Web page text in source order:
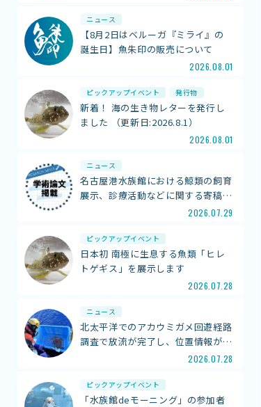
2026.08.01
ニュース
【8月2日はベルーガ『ミライ』の
誕生日】魚朱印の販売について
2026.08.01
ピックアップイベント 発行物
新着！ 海の生き物レターを発行し
ました （更新日:2026.8.1）
2026.07.29
ニュース
名古屋港水族館における鯨類の飼育
展示、診療活動などに関する寄稿…
2026.07.28
ピックアップイベント
日本初 南極に生息する魚類「ヒレ
トゲギス」を展示します
2026.07.28
ニュース
北太平洋でのアカウミガメ回遊経路
調査で放流が完了し、位置情報が…
ピックアップイベント
「水族館deモーニング」の参加者